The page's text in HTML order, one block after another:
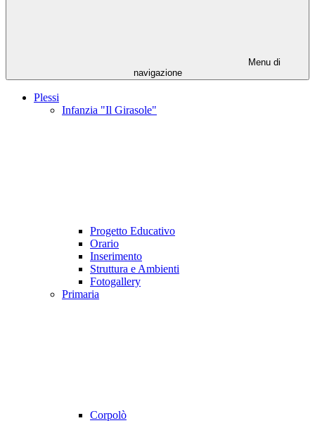
Menu di
navigazione
Plessi
Infanzia "Il Girasole"
Progetto Educativo
Orario
Inserimento
Struttura e Ambienti
Fotogallery
Primaria
Corpolò